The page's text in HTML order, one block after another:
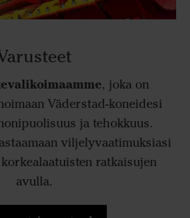
, joka on
Väderstad-koneidesi
ja tehokkuus.
viljelyvaatimuksiasi
ratkaisujen
avulla.